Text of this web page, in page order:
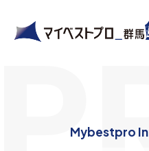
Mybestpro